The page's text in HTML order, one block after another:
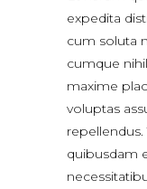
expedita
cum soluta
cumque
maxime
voluptas
quibusdam